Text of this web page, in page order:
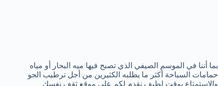
بما أننا في الموسم الصيفي الذي تصبح فيها ميه البحار أو مياه
حمامات السباحة أكثر ما يطلبه الكثيرين من أجل ترطيب الجو
والإستمتاع بوقت لطيف نقدم لكم على موقع ثقف نفسك